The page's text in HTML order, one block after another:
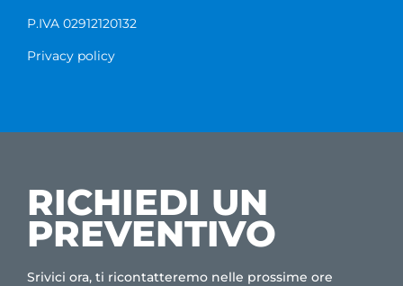
P.IVA 02912120132
Privacy policy
RICHIEDI UN
PREVENTIVO
Srivici ora, ti ricontatteremo nelle prossime ore